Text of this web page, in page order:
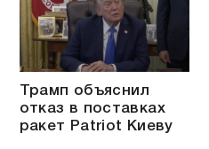
Трамп объяснил
отказ в поставках
ракет Patriot Киеву